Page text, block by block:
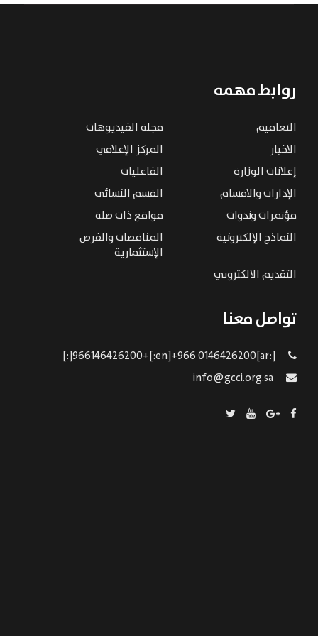
روابط مهمه
التعاميم
مجلة الفيديوهات
الاخبار
المركز الإعلامي
إعلانات الوزارة
الفاعليات
الإدارات والاقسام
القسم النسائى
مؤتمرات وندوات
مواقع ذات صلة
النماذج الإلكترونية
المناقصات والفرص
الإستثمارية
التقديم الالكتروني
تواصل معنا
[:ar]966146426200+[:en]+966 0146426200[:]